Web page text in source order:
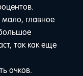
главное
так как еще
очков.